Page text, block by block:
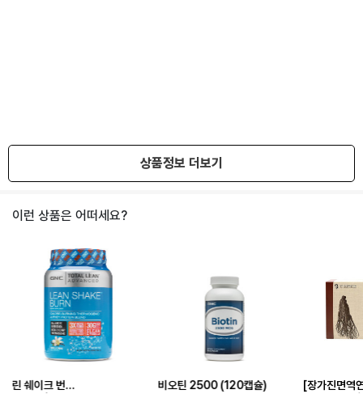
상품정보 더보기
이런 상품은 어떠세요?
린 쉐이크 번
비오틴 2500 (120캡슐)
[장가진면역